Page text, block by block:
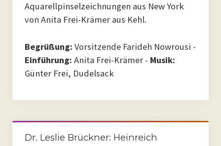
Aquarellpinselzeichnungen aus New York
von Anita Frei-Krämer aus Kehl.
Begrüßung: Vorsitzende Farideh Nowrousi -
Einführung: Anita Frei-Krämer - Musik:
Günter Frei, Dudelsack
Dr. Leslie Brückner: Heinreich